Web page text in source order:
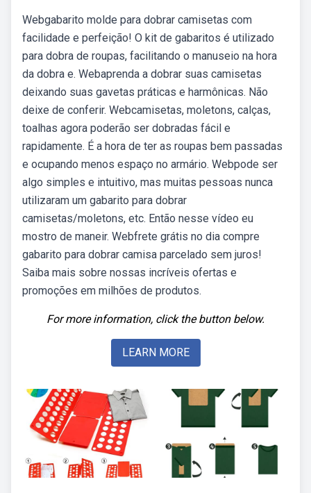
Webgabarito molde para dobrar camisetas com
facilidade e perfeição! O kit de gabaritos é utilizado
para dobra de roupas, facilitando o manuseio na hora
da dobra e. Webaprenda a dobrar suas camisetas
deixando suas gavetas práticas e harmônicas. Não
deixe de conferir. Webcamisetas, moletons, calças,
toalhas agora poderão ser dobradas fácil e
rapidamente. É a hora de ter as roupas bem passadas
e ocupando menos espaço no armário. Webpode ser
algo simples e intuitivo, mas muitas pessoas nunca
utilizaram um gabarito para dobrar
camisetas/moletons, etc. Então nesse vídeo eu
mostro de maneir. Webfrete grátis no dia compre
gabarito para dobrar camisa parcelado sem juros!
Saiba mais sobre nossas incríveis ofertas e
promoções em milhões de produtos.
For more information, click the button below.
LEARN MORE